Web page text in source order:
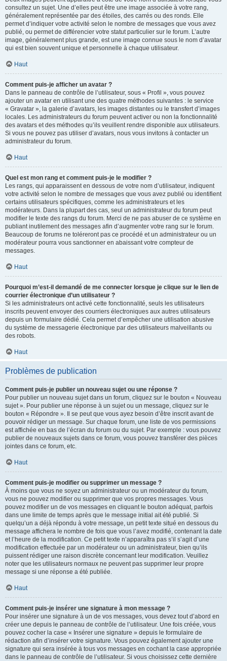
consultez un sujet. Une d’elles peut être une image associée à votre rang,
généralement représentée par des étoiles, des carrés ou des ronds. Elle
permet d’indiquer votre activité selon le nombre de messages que vous avez
publié, ou permet de différencier votre statut particulier sur le forum. L’autre
image, généralement plus grande, est une image connue sous le nom d’avatar
qui est bien souvent unique et personnelle à chaque utilisateur.
Haut
Comment puis-je afficher un avatar ?
Dans le panneau de contrôle de l’utilisateur, sous « Profil », vous pouvez
ajouter un avatar en utilisant une des quatre méthodes suivantes : le service
« Gravatar », la galerie d’avatars, les images distantes ou le transfert d’images
locales. Les administrateurs du forum peuvent activer ou non la fonctionnalité
des avatars et des méthodes qu’ils veuillent rendre disponible aux utilisateurs.
Si vous ne pouvez pas utiliser d’avatars, nous vous invitons à contacter un
administrateur du forum.
Haut
Quel est mon rang et comment puis-je le modifier ?
Les rangs, qui apparaissent en dessous de votre nom d’utilisateur, indiquent
votre activité selon le nombre de messages que vous avez publié ou identifient
certains utilisateurs spécifiques, comme les administrateurs et les
modérateurs. Dans la plupart des cas, seul un administrateur du forum peut
modifier le texte des rangs du forum. Merci de ne pas abuser de ce système en
publiant inutilement des messages afin d’augmenter votre rang sur le forum.
Beaucoup de forums ne toléreront pas ce procédé et un administrateur ou un
modérateur pourra vous sanctionner en abaissant votre compteur de
messages.
Haut
Pourquoi m’est-il demandé de me connecter lorsque je clique sur le lien de
courrier électronique d’un utilisateur ?
Si les administrateurs ont activé cette fonctionnalité, seuls les utilisateurs
inscrits peuvent envoyer des courriers électroniques aux autres utilisateurs
depuis un formulaire dédié. Cela permet d’empêcher une utilisation abusive
du système de messagerie électronique par des utilisateurs malveillants ou
des robots.
Haut
Problèmes de publication
Comment puis-je publier un nouveau sujet ou une réponse ?
Pour publier un nouveau sujet dans un forum, cliquez sur le bouton « Nouveau
sujet ». Pour publier une réponse à un sujet ou un message, cliquez sur le
bouton « Répondre ». Il se peut que vous ayez besoin d’être inscrit avant de
pouvoir rédiger un message. Sur chaque forum, une liste de vos permissions
est affichée en bas de l’écran du forum ou du sujet. Par exemple : vous pouvez
publier de nouveaux sujets dans ce forum, vous pouvez transférer des pièces
jointes dans ce forum, etc.
Haut
Comment puis-je modifier ou supprimer un message ?
À moins que vous ne soyez un administrateur ou un modérateur du forum,
vous ne pouvez modifier ou supprimer que vos propres messages. Vous
pouvez modifier un de vos messages en cliquant le bouton adéquat, parfois
dans une limite de temps après que le message initial ait été publié. Si
quelqu’un a déjà répondu à votre message, un petit texte situé en dessous du
message affichera le nombre de fois que vous l’avez modifié, contenant la date
et l’heure de la modification. Ce petit texte n’apparaîtra pas s’il s’agit d’une
modification effectuée par un modérateur ou un administrateur, bien qu’ils
puissent rédiger une raison discrète concernant leur modification. Veuillez
noter que les utilisateurs normaux ne peuvent pas supprimer leur propre
message si une réponse a été publiée.
Haut
Comment puis-je insérer une signature à mon message ?
Pour insérer une signature à un de vos messages, vous devez tout d’abord en
créer une depuis le panneau de contrôle de l’utilisateur. Une fois créée, vous
pouvez cocher la case « Insérer une signature » depuis le formulaire de
rédaction afin d’insérer votre signature. Vous pouvez également ajouter une
signature qui sera insérée à tous vos messages en cochant la case appropriée
dans le panneau de contrôle de l’utilisateur. Si vous choisissez cette dernière